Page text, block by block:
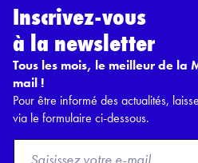
Inscrivez-vous
à la newsletter
Tous les mois, le meilleur de la
mail !
Pour être informé des actualités,
via le formulaire ci-dessous.